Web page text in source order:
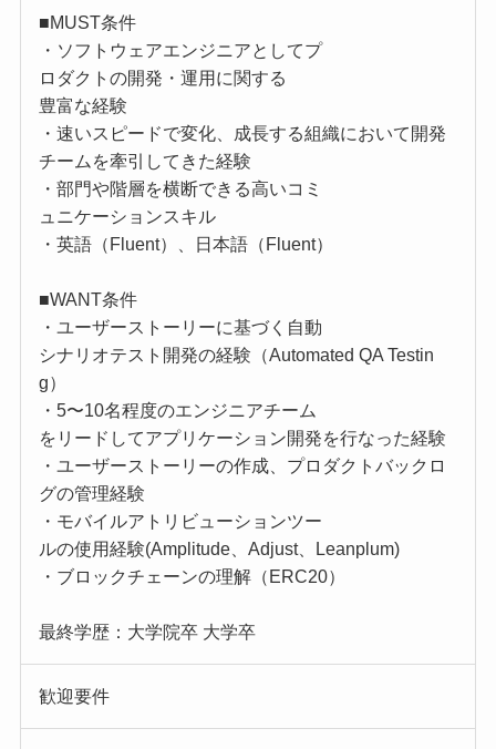
■MUST条件
・ソフトウェアエンジニアとしてプ
ロダクトの開発・運用に関する
豊富な経験
・速いスピードで変化、成長する組織において開発
チームを牽引してきた経験
・部門や階層を横断できる高いコミ
ュニケーションスキル
・英語（Fluent）、日本語（Fluent）
■WANT条件
・ユーザーストーリーに基づく自動
シナリオテスト開発の経験（Automated QA Testin
g）
・5〜10名程度のエンジニアチーム
をリードしてアプリケーション開発を行なった経験
・ユーザーストーリーの作成、プロダクトバックロ
グの管理経験
・モバイルアトリビューションツー
ルの使用経験(Amplitude、Adjust、Leanplum)
・ブロックチェーンの理解（ERC20）
最終学歴：大学院卒 大学卒
歓迎要件